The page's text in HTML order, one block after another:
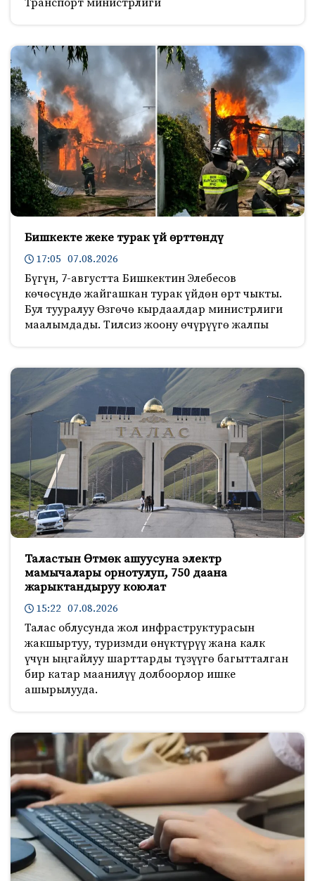
Транспорт министрлиги
Бишкекте жеке турак үй өрттөндү
17:05 07.08.2026
Бүгүн, 7-августта Бишкектин Элебесов
көчөсүндө жайгашкан турак үйдөн өрт чыкты.
Бул тууралуу Өзгөчө кырдаалдар министрлиги
маалымдады. Тилсиз жоону өчүрүүгө жалпы
Таластын Өтмөк ашуусуна электр
мамычалары орнотулуп, 750 даана
жарыктандыруу коюлат
15:22 07.08.2026
Талас облусунда жол инфраструктурасын
жакшыртуу, туризмди өнүктүрүү жана калк
үчүн ыңгайлуу шарттарды түзүүгө багытталган
бир катар маанилүү долбоорлор ишке
ашырылууда.